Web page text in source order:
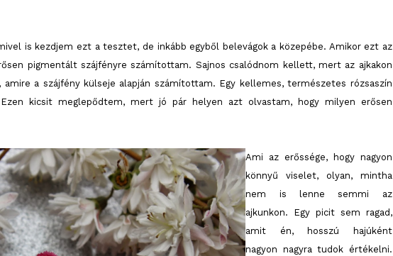
is kezdjem ezt a tesztet, de inkább egyből belevágok a közepébe. Amikor ezt az
pigmentált szájfényre számítottam. Sajnos csalódnom kellett, mert az ajkakon
a szájfény külseje alapján számítottam. Egy kellemes, természetes rózsaszín
kicsit meglepődtem, mert jó pár helyen azt olvastam, hogy milyen erősen
Ami az erőssége, hogy nagyon
könnyű viselet, olyan, mintha
nem is lenne semmi az
ajkunkon. Egy picit sem ragad,
amit én, hosszú hajúként
nagyon nagyra tudok értékelni.